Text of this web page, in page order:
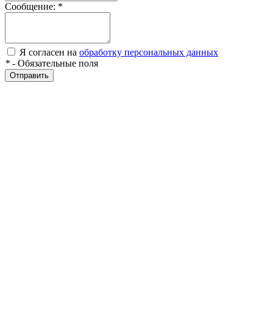
Сообщение: *
Я согласен на обработку персональных данных
* - Обязательные поля
Отправить